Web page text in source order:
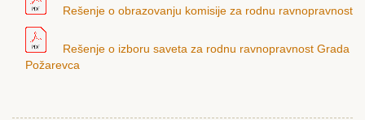
Rešenje o obrazovanju komisije za rodnu ravnopravnost
Rešenje o izboru saveta za rodnu ravnopravnost Grada
Požarevca